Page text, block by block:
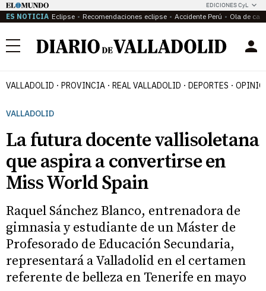
EDICIONES CyL
ES NOTICIA Eclipse Recomendaciones eclipse Accidente Perú Ola de
Menú
VALLADOLID PROVINCIA REAL VALLADOLID DEPORTES
VALLADOLID
La futura docente vallisoletana
que aspira a convertirse en
Miss World Spain
Raquel Sánchez Blanco, entrenadora de
gimnasia y estudiante de un Máster de
Profesorado de Educación Secundaria,
representará a Valladolid en el certamen
referente de belleza en Tenerife en mayo